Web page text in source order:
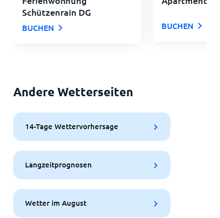
Schützenrain DG
BUCHEN BUCHEN
Andere Wetterseiten
14-Tage Wettervorhersage
Langzeitprognosen
Wetter im August